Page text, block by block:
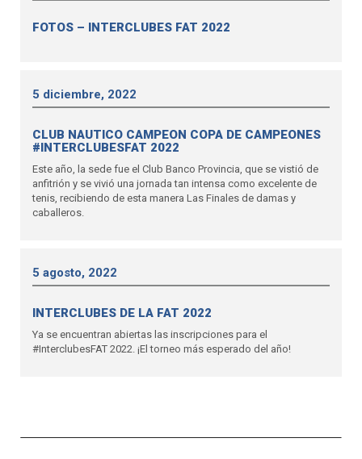
FOTOS – INTERCLUBES FAT 2022
5 diciembre, 2022
CLUB NAUTICO CAMPEON COPA DE CAMPEONES
#INTERCLUBESFAT 2022
Este año, la sede fue el Club Banco Provincia, que se vistió de
anfitrión y se vivió una jornada tan intensa como excelente de
tenis, recibiendo de esta manera Las Finales de damas y
caballeros.
5 agosto, 2022
INTERCLUBES DE LA FAT 2022
Ya se encuentran abiertas las inscripciones para el
#InterclubesFAT 2022. ¡El torneo más esperado del año!